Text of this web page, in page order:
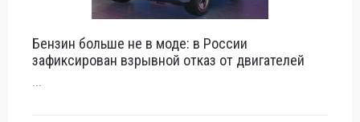
Бензин больше не в моде: в России
зафиксирован взрывной отказ от двигателей
...